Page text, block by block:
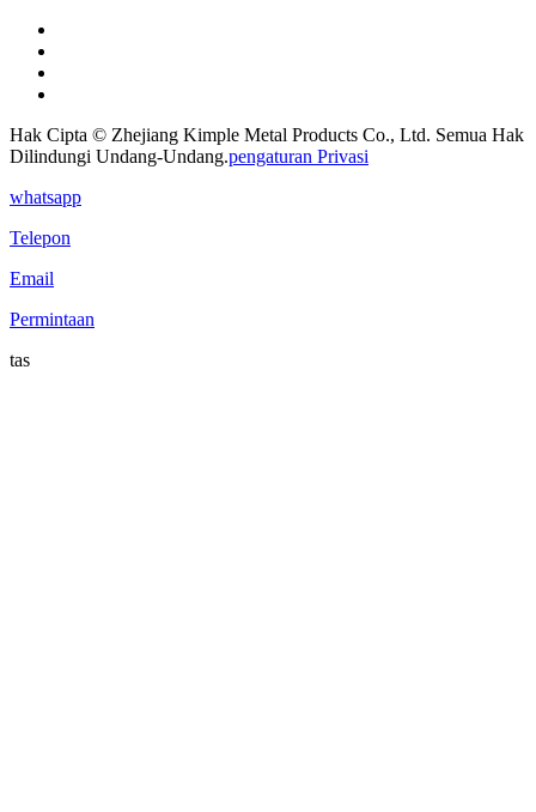
Hak Cipta © Zhejiang Kimple Metal Products Co., Ltd. Semua Hak
Dilindungi Undang-Undang.pengaturan Privasi
whatsapp
Telepon
Email
Permintaan
tas